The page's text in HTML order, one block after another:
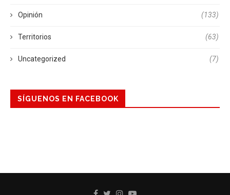
Opinión (133)
Territorios (63)
Uncategorized (7)
SÍGUENOS EN FACEBOOK